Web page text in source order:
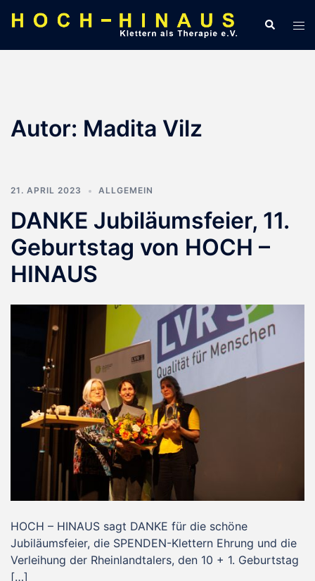
Inhalt
Suche
Autor: Madita Vilz
21. APRIL 2023 ALLGEMEIN
DANKE Jubiläumsfeier, 11.
Geburtstag von HOCH –
HINAUS
HOCH – HINAUS sagt DANKE für die schöne
Jubiläumsfeier, die SPENDEN-Klettern Ehrung und die
Verleihung der Rheinlandtalers, den 10 + 1. Geburtstag
[…]